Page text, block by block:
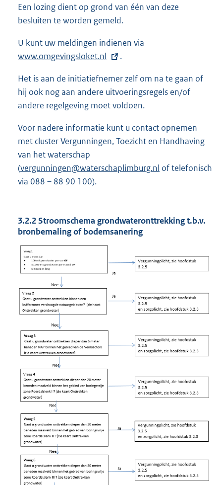
Een lozing dient op grond van één van deze
besluiten te worden gemeld.
U kunt uw meldingen indienen via
e
r
n
e
l
www.omgevingsloket.nl .
Het is aan de initiatiefnemer zelf om na te gaan of
hij ook nog aan andere uitvoeringsregels en/of
andere regelgeving moet voldoen.
Voor nadere informatie kunt u contact opnemen
met cluster Vergunningen, Toezicht en Handhaving
van het waterschap
(vergunningen@waterschaplimburg.nl of telefonisch
via 088 – 88 90 100).
3.2.2 Stroomschema grondwateronttrekking t.b.v.
bronbemaling of bodemsanering